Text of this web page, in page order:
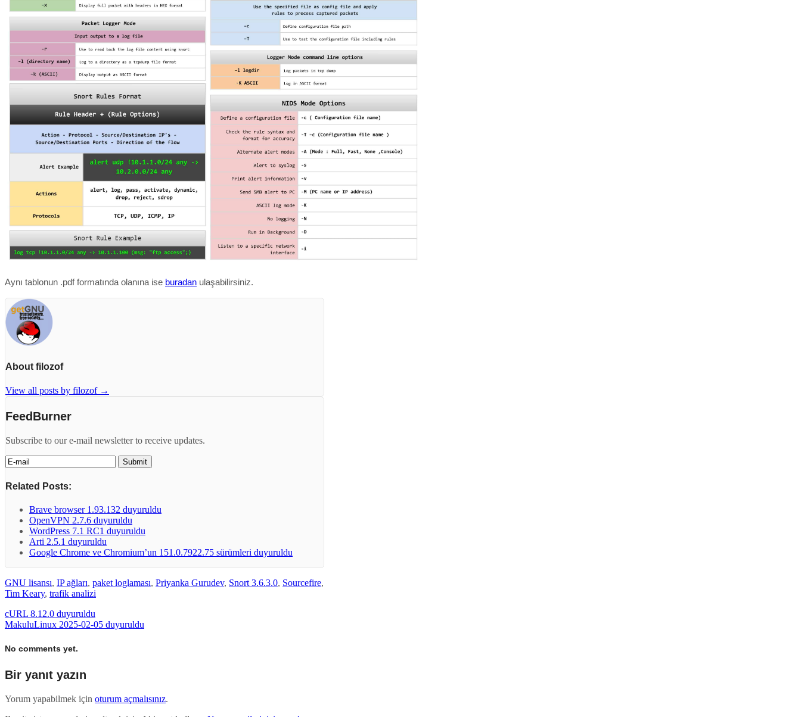
Aynı tablonun .pdf formatında olanına ise buradan ulaşabilirsiniz.
About filozof
View all posts by filozof →
FeedBurner
Subscribe to our e-mail newsletter to receive updates.
Related Posts:
Brave browser 1.93.132 duyuruldu
OpenVPN 2.7.6 duyuruldu
WordPress 7.1 RC1 duyuruldu
Arti 2.5.1 duyuruldu
Google Chrome ve Chromium’un 151.0.7922.75 sürümleri duyuruldu
GNU lisansı, IP ağları, paket loglaması, Priyanka Gurudev, Snort 3.6.3.0, Sourcefire,
Tim Keary, trafik analizi
cURL 8.12.0 duyuruldu
MakuluLinux 2025-02-05 duyuruldu
No comments yet.
Bir yanıt yazın
Yorum yapabilmek için oturum açmalısınız.